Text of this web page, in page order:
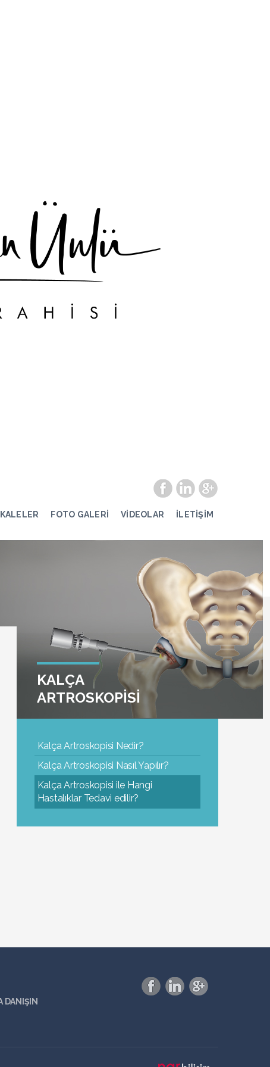
FOTO GALERİ VİDEOLAR İLETİŞİM
KALÇA
ARTROSKOPİSİ
Kalça Artroskopisi Nedir?
Kalça Artroskopisi Nasıl Yapılır?
Kalça Artroskopisi ile Hangi
Hastalıklar Tedavi edilir?
DANIŞIN